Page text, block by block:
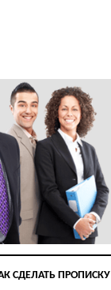
СДЕЛАТЬ ПРОПИСКУ